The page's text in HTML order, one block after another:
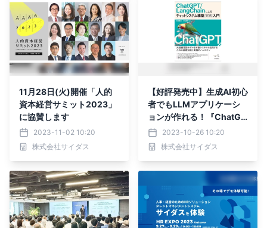
11月28日(火)開催「人的
資本経営サミット2023」
に協賛します
2023-11-02 10:20
株式会社サイダス
【好評発売中】生成AI初心
者でもLLMアプリケーシ
ョンが作れる！『ChatGP
T/LangChainによるチャ
ットシステム構築［実践］
入門』
2023-10-26 10:20
株式会社サイダス